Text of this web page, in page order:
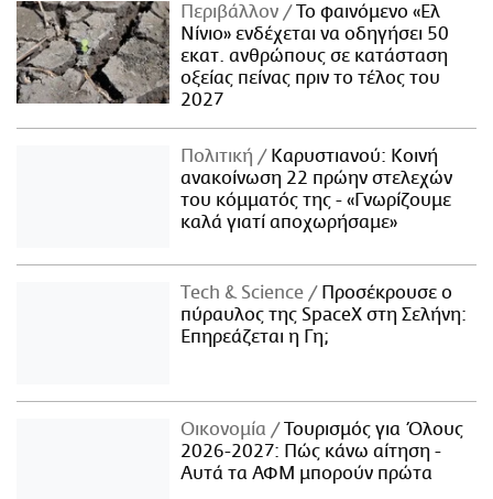
Περιβάλλον
Το φαινόμενο «Ελ
Νίνιο» ενδέχεται να οδηγήσει 50
εκατ. ανθρώπους σε κατάσταση
οξείας πείνας πριν το τέλος του
2027
Πολιτική
Καρυστιανού: Κοινή
ανακοίνωση 22 πρώην στελεχών
του κόμματός της - «Γνωρίζουμε
καλά γιατί αποχωρήσαμε»
Τech & Science
Προσέκρουσε ο
πύραυλος της SpaceX στη Σελήνη:
Επηρεάζεται η Γη;
Οικονομία
Τουρισμός για Όλους
2026-2027: Πώς κάνω αίτηση -
Αυτά τα ΑΦΜ μπορούν πρώτα